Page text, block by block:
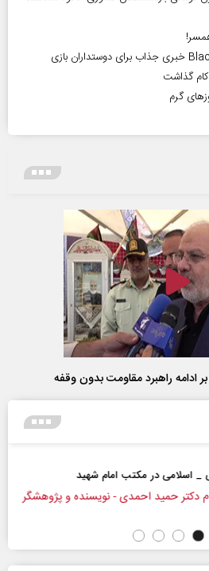
گذاشت
گرم
ادامه راهبرد مقاومت بدون وقفه
اسلامی در مکتب امام شهید
حمید احمدی - نویسنده و پژوهشگر